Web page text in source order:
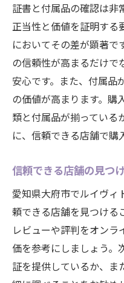
証書と付属品の確認は非
正当性と価値を証明する
においてその差が顕著で
の信頼性が高まるだけで
安心です。また、付属品
の価値が高まります。購
類と付属品が揃っている
に、信頼できる店舗で購
信頼できる店舗の見つ
愛知県大府市でルイヴィ
頼できる店舗を見つける
レビューや評判をオン
価を参考にしましょう。
証を提供しているか、ま